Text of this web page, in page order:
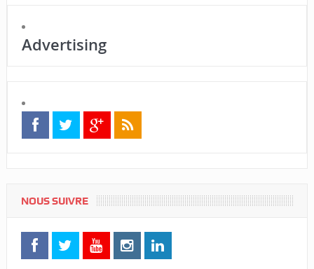
Advertising
NOUS SUIVRE